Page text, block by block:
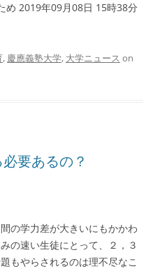
め 2019年09月08日 15時38分
, 慶應義塾大学, 大学ニュース on
要あるの？
の学力差が大きいにもかかわ
の速い生徒にとって、２，３
もやらされるのは理不尽なこ